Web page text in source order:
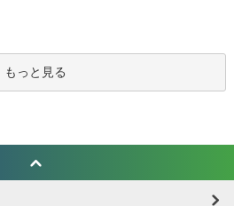
もっと見る